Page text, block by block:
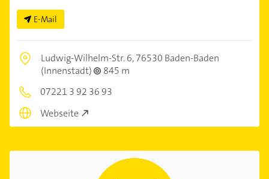
E-Mail
Ludwig-Wilhelm-Str. 6,76530 Baden-Baden
(Innenstadt)
845 m
07221 3 92 36 93
Webseite